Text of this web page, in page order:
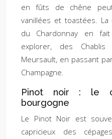
en fûts de chêne
vanillées et toastées.
du Chardonnay en
explorer, des Chablis
Meursault, en passant
Champagne.
Pinot noir : le
bourgogne
Le Pinot Noir est
capricieux des